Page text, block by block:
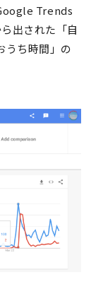
Trends
出された「自
うち時間」の